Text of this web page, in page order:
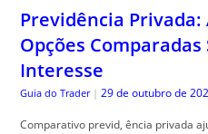
Previdência Privada:
Opções
Interesse
Guia do Trader | 29 de outubro de
Comparativo previd, ência privada